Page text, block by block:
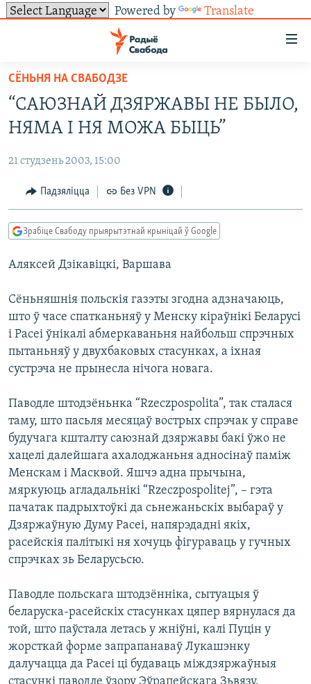
Powered by Translate
ўнівэрсальнага
доступу
Перайсьці
галоўнага
Перайсьці
Перайсьці
пошуку
НАВІНЫ
ЛЮДЗІ
ПАЛІТЫКА
ВАЙНА
БЕЛАРУСЫ НА ВАЙНЕ
ПАЛІТВЯЗЬНІ
КУЛЬТУРА
КАЛЯНДАР
ТОЛЬКІ НА СВАБОДЗЕ
БЛОГІ
ГІСТОРЫЯ НА СВАБОДЗЕ
КНІГІ
АЎДЫЁКНІГІ
МОВА
НА ХВАЛЯХ СВАБОДЫ
АБЫСЬЦІ БЛЯКАВАНЬНЕ
ПАДЗЯЛІЦЦА ІНФАРМАЦЫЯЙ
ПАДПІСАЦЦА
RSS
FACEBOOK
TWITTER
Усе сайты РС/РСЭ
СЁНЬНЯ НА СВАБОДЗЕ
“САЮЗНАЙ ДЗЯРЖАВЫ НЕ БЫЛО,
НЯМА І НЯ МОЖА БЫЦЬ”
21 студзень 2003, 15:00
Падзяліцца Без VPN
Зрабіце Свабоду прыярытэтнай крыніцай ў Google
Аляксей Дзiкавiцкi, Варшава
Сёньняшнія польскія газэты згодна адзначаюць,
што ў часе спатканьняў у Менску кіраўнікі Беларусі
і Расеі ўнікалі абмеркаваньня найбольш спрэчных
пытаньняў у двухбаковых стасунках, а іхная
сустрэча не прынесла нічога новага.
Паводле штодзёньнка “Rzeczpospolita”, так сталася
таму, што пасьля месяцаў вострых спрэчак у справе
будучага кшталту саюзнай дзяржавы бакі ўжо не
хацелі далейшага ахалоджаньня адносінаў паміж
Менскам і Масквой. Яшчэ адна прычына,
мяркуюць агладальнікі “Rzeczpospolitej”, – гэта
пачатак падрыхтоўкі да сьнежаньскіх выбараў у
Дзяржаўную Думу Расеі, напярэдадні якіх,
расейскія палітыкі ня хочуць фігураваць у гучных
спрэчках зь Беларусьсю.
Паводле польскага штодзённіка, сытуацыя ў
беларуска-расейскіх стасунках цяпер вярнулася да
той, што паўстала летась у жніўні, калі Пуцін у
жорсткай форме запрапанаваў Лукашэнку
далучацца да Расеі ці будаваць міждзяржаўныя